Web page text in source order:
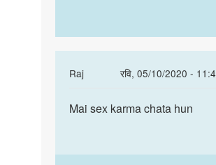
Raj
रवि, 05/10/2020 - 11:48
In
to
Hum
Mai
chata
Mai sex karma chata hun